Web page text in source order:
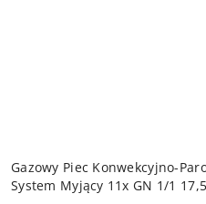
Gazowy Piec Konwekcyjno-
System Myjący 11x GN 1/1